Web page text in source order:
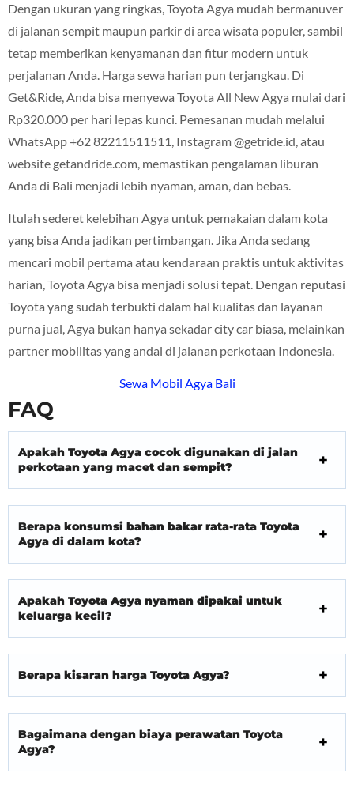
Dengan ukuran yang ringkas, Toyota Agya mudah bermanuver
di jalanan sempit maupun parkir di area wisata populer, sambil
tetap memberikan kenyamanan dan fitur modern untuk
perjalanan Anda. Harga sewa harian pun terjangkau. Di
Get&Ride, Anda bisa menyewa Toyota All New Agya mulai dari
Rp320.000 per hari lepas kunci. Pemesanan mudah melalui
WhatsApp +62 82211511511, Instagram @getride.id, atau
website getandride.com, memastikan pengalaman liburan
Anda di Bali menjadi lebih nyaman, aman, dan bebas.
Itulah sederet kelebihan Agya untuk pemakaian dalam kota
yang bisa Anda jadikan pertimbangan. Jika Anda sedang
mencari mobil pertama atau kendaraan praktis untuk aktivitas
harian, Toyota Agya bisa menjadi solusi tepat. Dengan reputasi
Toyota yang sudah terbukti dalam hal kualitas dan layanan
purna jual, Agya bukan hanya sekadar city car biasa, melainkan
partner mobilitas yang andal di jalanan perkotaan Indonesia.
Sewa Mobil Agya Bali
FAQ
Apakah Toyota Agya cocok digunakan di jalan
perkotaan yang macet dan sempit?
Berapa konsumsi bahan bakar rata-rata Toyota
Agya di dalam kota?
Apakah Toyota Agya nyaman dipakai untuk
keluarga kecil?
Berapa kisaran harga Toyota Agya?
Bagaimana dengan biaya perawatan Toyota
Agya?